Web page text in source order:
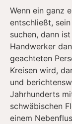
Wenn ein ganz
entschließt,
suchen, dann
Handwerker
geachteten
Kreisen wird,
und
Jahrhunderts
schwäbischen
einem